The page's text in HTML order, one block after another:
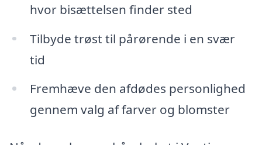
hvor bisættelsen finder sted
Tilbyde trøst til pårørende i en svær
tid
Fremhæve den afdødes personlighed
gennem valg af farver og blomster